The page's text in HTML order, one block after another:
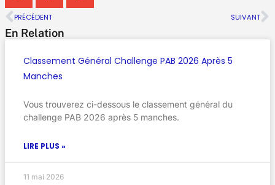
PRÉCÉDENT SUIVANT
En Relation
Classement Général Challenge PAB 2026 Après 5
Manches
Vous trouverez ci-dessous le classement général du
challenge PAB 2026 après 5 manches.
LIRE PLUS »
11 mai 2026